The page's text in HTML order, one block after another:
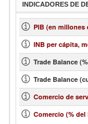
INDICADORES DE
PIB (en millones
INB per cápita,
Trade Balance
Trade Balance
Comercio de
Comercio (% del